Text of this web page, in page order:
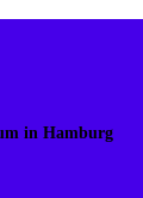
in Hamburg